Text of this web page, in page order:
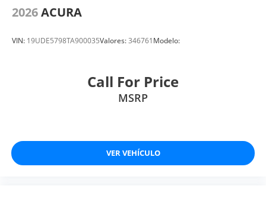
2026ACURA
VIN: 19UDE5798TA900035Valores:346761Modelo:
Call For Price
MSRP
VER VEHÍCULO